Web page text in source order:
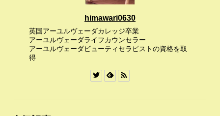
himawari0630
英国アーユルヴェーダカレッジ卒業
アーユルヴェーダライフカウンセラー
アーユルヴェーダビューティセラピストの資格を取
得